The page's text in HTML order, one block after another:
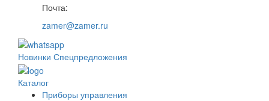
Почта:
zamer@zamer.ru
Новинки Спецпредложения
Каталог
Приборы управления